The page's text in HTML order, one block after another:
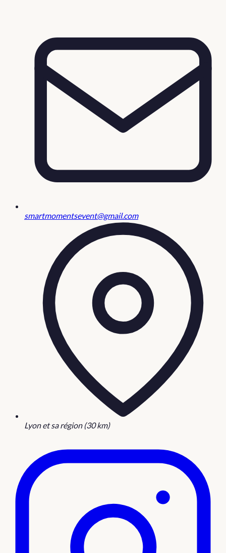
smartmomentsevent@gmail.com
Lyon et sa région (30 km)